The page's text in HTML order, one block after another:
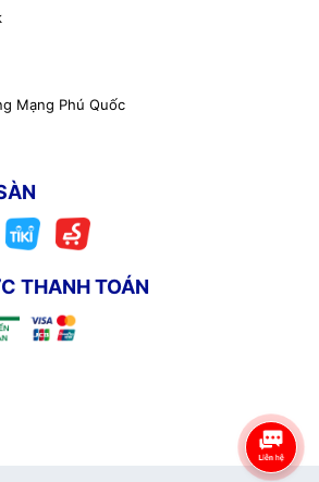
Mạng Phú Quốc
THANH TOÁN